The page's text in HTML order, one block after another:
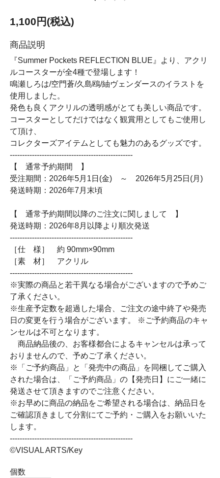
1,100円(税込)
商品説明
『Summer Pockets REFLECTION BLUE』より、アクリ
ルコースターが全4種で登場します！
鳴瀬しろは/空門蒼/久島鴎/紬ヴェンダースのイラストを
使用しました。
発色も良くアクリルの透明感がとても美しい商品です。
コースターとしてだけではなく観賞用としてもご使用し
て頂け、
コレクターズアイテムとしても魅力のあるグッズです。
--------------------------------------------------
【 通常予約期間 】
受注期間：2026年5月1日(金) ～ 2026年5月25日(月)
発送時期：2026年7月末頃
【 通常予約期間以降のご注文に関しまして 】
発送時期：2026年8月以降より順次発送
--------------------------------------------------
［仕 様］ 約 90mm×90mm
［素 材］ アクリル
--------------------------------------------------
※実際の商品と若干異なる場合がございますので予めご
了承ください。
※生産予定数を超過した場合、ご注文の途中終了や発売
日の変更を行う場合がございます。 ※ご予約商品のキャ
ンセルは不可となります。
商品納品後の、お客様都合によるキャンセルは承って
おりませんので、予めご了承ください。
※「ご予約商品」と「発売中の商品」を同梱してご購入
された場合は、「ご予約商品」の【発売日】にご一緒に
発送させて頂きますのでご注意ください。
※お早めに商品の納品をご希望される場合は、納品日を
ご確認頂きまして分割にてご予約・ご購入をお願いいた
します。
--------------------------------------------------
©VISUAL ARTS/Key
個数